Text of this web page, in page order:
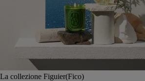
La collezione Figuier(Fico)